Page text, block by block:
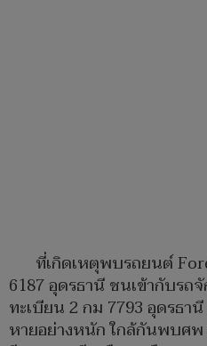
ที่เกิดเหตุพบรถยนต์
6187 อุดรธานี ชนเข้ากับรถ
ทะเบียน 2 กม 7793 อุดรธา
หายอย่างหนัก ใกล้กันพบศพ